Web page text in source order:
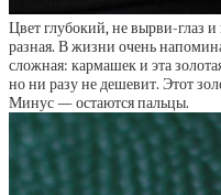
Цвет глубокий, не вырви-глаз
разная. В жизни очень
сложная: кармашек и эта
но ни разу не дешевит. Этот
Минус — остаются пальцы.